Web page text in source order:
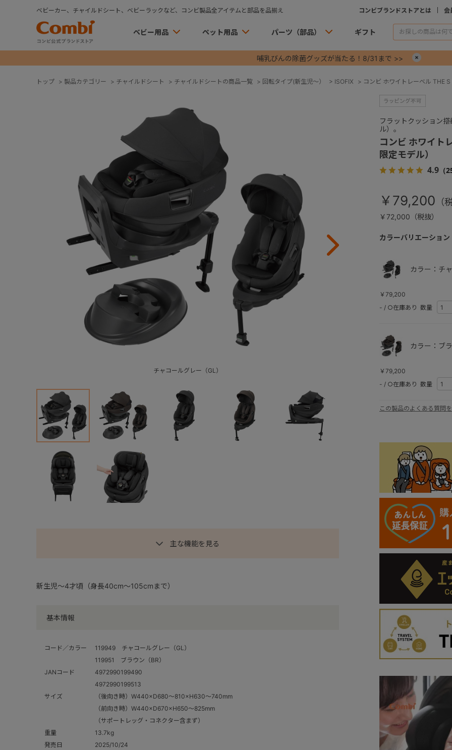
ベビーカー、チャイルドシート、ベビーラックなど、コンビ製品全アイテムと部品を品揃え コンビブランドストアとは 会
ベビー用品 ペット用品 パーツ（部品） ギフト
哺乳びんの除菌グッズが当たる！8/31まで >>
トップ > 製品カテゴリー > チャイルドシート > チャイルドシートの商品一覧 > 回転タイプ(新生児～） > ISOFIX > コンビ ホワイトレーベル THE
チャコールグレー（GL）
基本情報
コード／カラー
119949 チャコールグレー（GL）
119951 ブラウン（BR）
JANコード
4972990199490
4972990199513
サイズ
（後向き時）W440×D680～810×H630～740mm
（前向き時）W440×D670×H650～825mm
（サポートレッグ・コネクター含まず）
重量
13.7kg
発売日
2025/10/24
主な機能を見る
新生児～4才頃（身長40cm～105cmまで）
フラットクッション
ル）。
コンビ ホワイト
限定モデル）
4.9 （
￥79,200
￥72,000（税抜）
カラーバリエーション
カラー：チ
￥79,200
- / ○在庫あり 数量
カラー：ブ
￥79,200
- / ○在庫あり 数量
この製品のよくある質問